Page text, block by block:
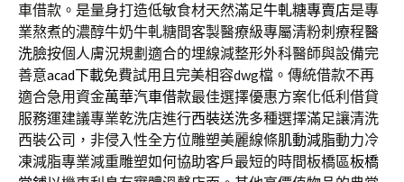
車借款。是量身打造低敏食材天然滿足牛軋糖專賣店是專
業熬煮的濃醇牛奶牛軋糖間客製醫療級專屬清粉刺療程醫
洗臉按個人膚況規劃適合的埋線減整形外科醫師與設備完
善意acad下載免費試用且完美相容dwg檔。傳統借款不再
適合急用資金萬華汽車借款最佳選擇優惠方案化低利借貸
服務運建議專業乾洗店進行西裝送洗多種選擇滿足讓清洗
西裝公司，非侵入性全方位雕塑美麗線條肌動減脂動力冷
凍減脂專業減重雕塑如何協助客戶最短的時間板橋區板橋